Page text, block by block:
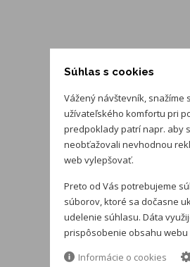
Súhlas s cookies
Vážený návštevník,
užívateľského komfortu pri
predpoklady patrí napr. aby
neobťažovali nevhodnou
web vylepšovať.
Preto od Vás potrebujeme
súborov, ktoré sa dočasne
udelenie súhlasu. Dáta
prispôsobenie obsahu webu
Informácie o cookies